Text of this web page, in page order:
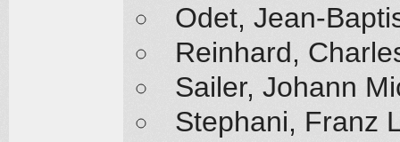
Odet, Jean-
Reinhard,
Sailer, Johann
Stephani, Franz